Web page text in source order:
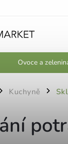
Ovoce a
/ Kuchyně /